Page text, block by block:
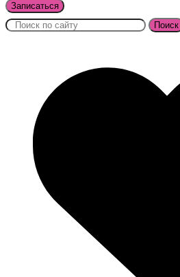
Записаться